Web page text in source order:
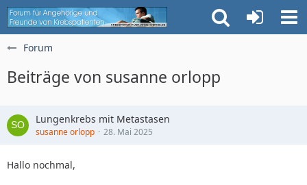
Forum
Beiträge von susanne orlopp
Lungenkrebs mit Metastasen
susanne orlopp 28. Mai 2025
Hallo nochmal,